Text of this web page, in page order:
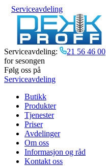
Serviceavdeling
Serviceavdeling: 21 56 46 00
for sesongen
Følg oss på
Serviceavdeling
Butikk
Produkter
Tjenester
Priser
Avdelinger
Om oss
Informasjon og råd
Kontakt oss